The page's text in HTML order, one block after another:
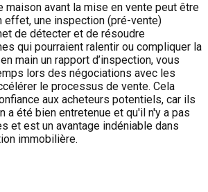
maison avant la mise en vente peut être
effet, une inspection (pré-vente)
de détecter et de résoudre
qui pourraient ralentir ou compliquer la
main un rapport d’inspection, vous
lors des négociations avec les
le processus de vente. Cela
aux acheteurs potentiels, car ils
a été bien entretenue et qu'il n'y a pas
et est un avantage indéniable dans
immobilière.